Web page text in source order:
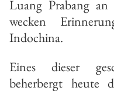
Luang Prabang an
wecken
Indochina.
Eines dieser
beherbergt heute